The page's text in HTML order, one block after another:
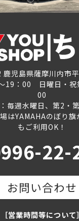
児島県薩摩川内市
19：00 日曜日・祝
00
毎週水曜日、第2・
はYAMAHAのぼり
もご利用OK！
22-
お問い合わせ
［営業時間等について］